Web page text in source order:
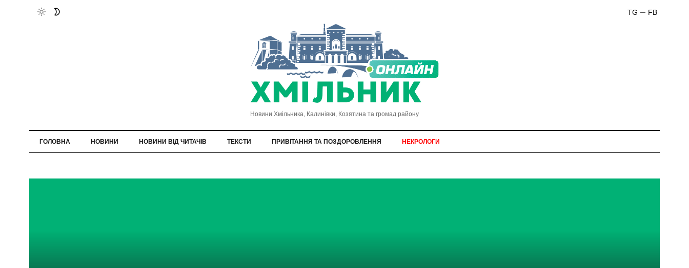
FB
TG
Новини Хмільника, Калинівки, Козятина та громад району
ГОЛОВНА НОВИНИ НОВИНИ ВІД ЧИТАЧІВ ТЕКСТИ ПРИВІТАННЯ ТА ПОЗДОРОВЛЕННЯ НЕКРОЛОГИ